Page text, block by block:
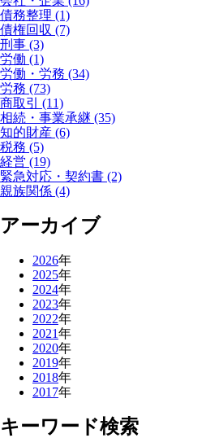
債務整理 (1)
債権回収 (7)
刑事 (3)
労働 (1)
労働・労務 (34)
労務 (73)
商取引 (11)
相続・事業承継 (35)
知的財産 (6)
税務 (5)
経営 (19)
緊急対応・契約書 (2)
親族関係 (4)
アーカイブ
2026年
2025年
2024年
2023年
2022年
2021年
2020年
2019年
2018年
2017年
キーワード検索